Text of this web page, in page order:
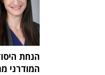
הנחת
המודרני